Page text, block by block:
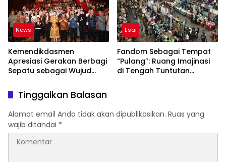
News
Kemendikdasmen
Apresiasi Gerakan Berbagi
Sepatu sebagai Wujud
Terdampak Bencana
Esai
Fandom Sebagai Tempat
“Pulang”: Ruang Imajinasi
di Tengah Tuntutan
Tinggalkan Balasan
Alamat email Anda tidak akan dipublikasikan. Ruas yang
wajib ditandai *